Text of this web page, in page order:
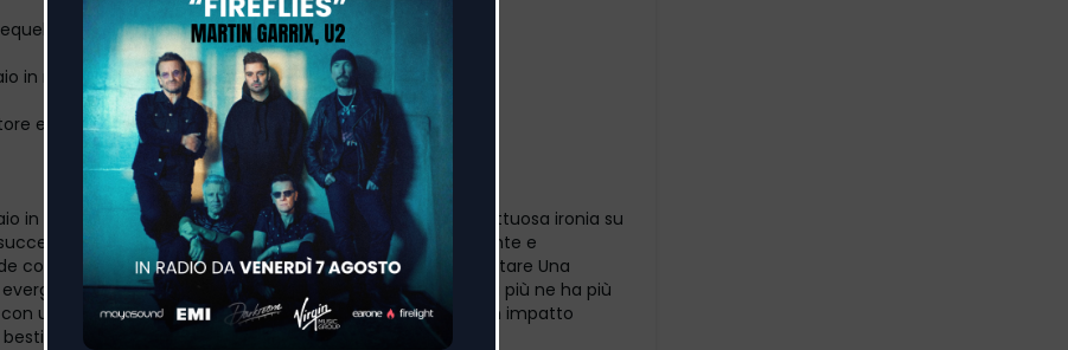
del grande successo
in radio
e piattaforme
in radio “C’è da spostare una macchina (è lettrica)” affettuosa ironia su
di Francesco Salvi che in questa versione travolgente e
con Agosta & Mitch DJ fa una rivisitazione di “C'è Da Spostare Una
da fine anni '80 - '90, 2000, 2010, 2020, 2030 e chi più ne ha più
un arrangiamento contemporaneo e nuove voci per un impatto